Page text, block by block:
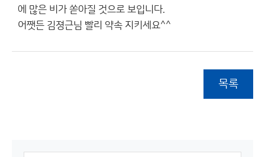
에 많은 비가 쏟아질 것으로 보입니다.
어쨋든 김졍근님 빨리 약속 지키세요^^
목록